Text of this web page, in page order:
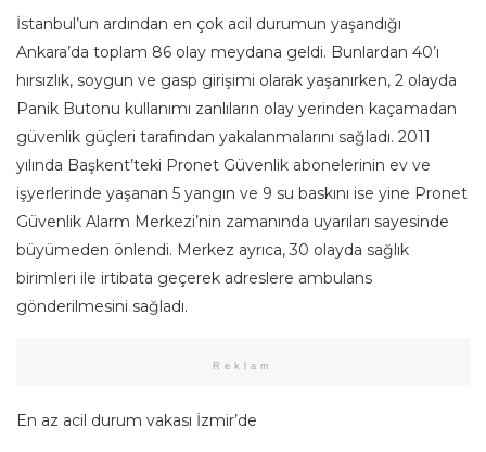
İstanbul’un ardından en çok acil durumun yaşandığı
Ankara’da toplam 86 olay meydana geldi. Bunlardan 40’ı
hırsızlık, soygun ve gasp girişimi olarak yaşanırken, 2 olayda
Panik Butonu kullanımı zanlıların olay yerinden kaçamadan
güvenlik güçleri tarafından yakalanmalarını sağladı. 2011
yılında Başkent’teki Pronet Güvenlik abonelerinin ev ve
işyerlerinde yaşanan 5 yangın ve 9 su baskını ise yine Pronet
Güvenlik Alarm Merkezi’nin zamanında uyarıları sayesinde
büyümeden önlendi. Merkez ayrıca, 30 olayda sağlık
birimleri ile irtibata geçerek adreslere ambulans
gönderilmesini sağladı.
Reklam
En az acil durum vakası İzmir’de